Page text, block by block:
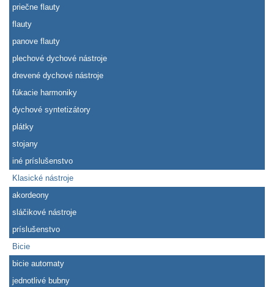
priečne flauty
flauty
panove flauty
plechové dychové nástroje
drevené dychové nástroje
fúkacie harmoniky
dychové syntetizátory
plátky
stojany
iné príslušenstvo
Klasické nástroje
akordeony
sláčikové nástroje
príslušenstvo
Bicie
bicie automaty
jednotlivé bubny